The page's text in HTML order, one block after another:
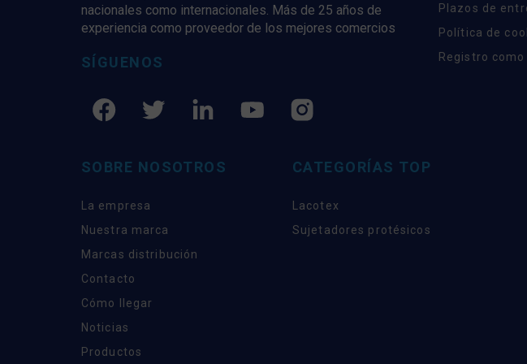
nacionales como internacionales. Más de 25 años de
experiencia como proveedor de los mejores comercios
SÍGUENOS
Plazos de
Política de
Registro
SOBRE NOSOTROS
La empresa
Nuestra marca
Marcas distribución
Contacto
Cómo llegar
Noticias
Productos
CATEGORÍAS TOP
Lacotex
Sujetadores protésicos